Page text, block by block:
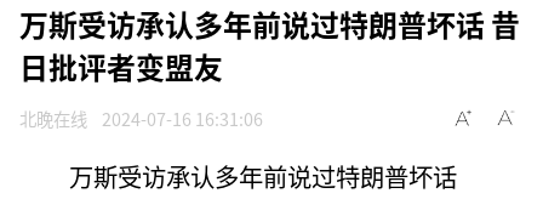
万斯受访承认多年前说过特朗普坏话 昔
日批评者变盟友
北晚在线 2024-07-16 16:31:06
万斯受访承认多年前说过特朗普坏话